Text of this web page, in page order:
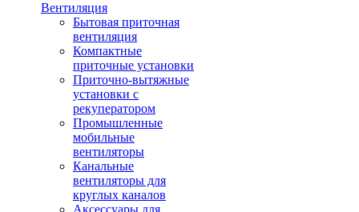
Вентиляция
Бытовая приточная
вентиляция
Компактные
приточные установки
Приточно-вытяжные
установки с
рекуператором
Промышленные
мобильные
вентиляторы
Канальные
вентиляторы для
круглых каналов
Аксессуары для